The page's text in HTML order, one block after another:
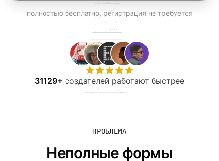
полностью бесплатно, регистрация не требуется
31129+ создателей работают быстрее
ПРОБЛЕМА
Неполные формы